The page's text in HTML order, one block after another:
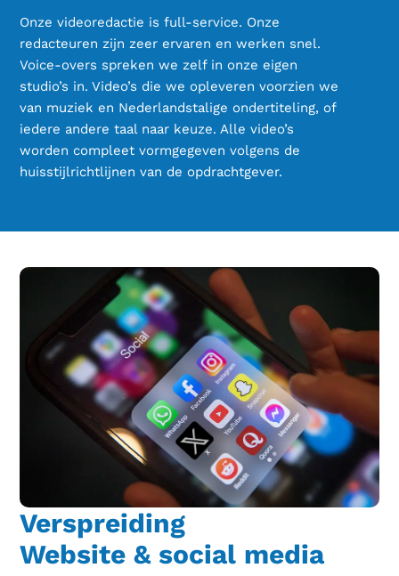
Onze videoredactie is full-service. Onze
redacteuren zijn zeer ervaren en werken snel.
Voice-overs spreken we zelf in onze eigen
studio’s in. Video’s die we opleveren voorzien we
van muziek en Nederlandstalige ondertiteling, of
iedere andere taal naar keuze. Alle video’s
worden compleet vormgegeven volgens de
huisstijlrichtlijnen van de opdrachtgever.
Verspreiding
Website & social media